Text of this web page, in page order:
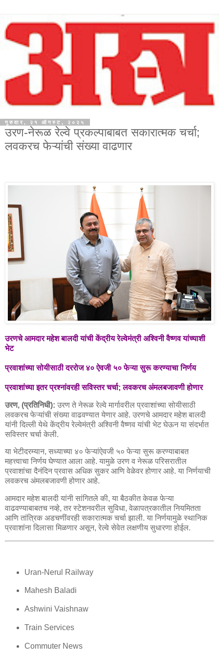
गुरुवार, २१ ऑगस्ट, २०२५
उरण-नेरूळ रेल्वे प्रकल्पाबाबत सकारात्मक चर्चा;
लवकरच फेऱ्यांची संख्या वाढणार
उरणचे आमदार महेश बालदी यांची केंद्रीय रेल्वेमंत्री अश्विनी वैष्णव यांच्याशी
भेट
प्रवाशांच्या सोयीसाठी दररोज ४० ऐवजी ५० फेऱ्या सुरू करण्याचा निर्णय
प्रवाशांच्या इतर प्रश्नांवरही सविस्तर चर्चा; लवकरच अंमलबजावणी होणार
उरण, (प्रतिनिधी): उरण ते नेरूळ रेल्वे मार्गावरील प्रवाशांच्या सोयीसाठी
लवकरच फेऱ्यांची संख्या वाढवण्यात येणार आहे. उरणचे आमदार महेश बालदी
यांनी दिल्ली येथे केंद्रीय रेल्वेमंत्री अश्विनी वैष्णव यांची भेट घेऊन या संदर्भात
सविस्तर चर्चा केली.
या भेटीदरम्यान, सध्याच्या ४० फेऱ्यांऐवजी ५० फेऱ्या सुरू करण्याबाबत
महत्त्वाचा निर्णय घेण्यात आला आहे. यामुळे उरण व नेरूळ परिसरातील
प्रवाशांचा दैनंदिन प्रवास अधिक सुकर आणि वेळेवर होणार आहे. या निर्णयाची
लवकरच अंमलबजावणी होणार आहे.
आमदार महेश बालदी यांनी सांगितले की, या बैठकीत केवळ फेऱ्या
वाढवण्याबाबतच नव्हे, तर स्टेशनवरील सुविधा, वेळापत्रकातील नियमितता
आणि तांत्रिक अडचणींवरही सकारात्मक चर्चा झाली. या निर्णयामुळे स्थानिक
प्रवाशांना दिलासा मिळणार असून, रेल्वे सेवेत लक्षणीय सुधारणा होईल.
Uran-Nerul Railway
Mahesh Baladi
Ashwini Vaishnaw
Train Services
Commuter News